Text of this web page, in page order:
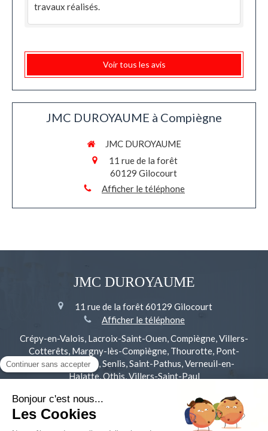
travaux réalisés.
Voir tous les avis
JMC DUROYAUME à Compiègne
JMC DUROYAUME
11 rue de la forêt
60129 Gilocourt
Afficher le téléphone
JMC DUROYAUME
11 rue de la forêt60129 Gilocourt
Afficher le téléphone
Crépy-en-Valois, Lacroix-Saint-Ouen, Compiègne, Villers-
Cotterêts, Margny-lès-Compiègne, Thourotte, Pont-
Sainte-Maxence, Senlis, Saint-Pathus, Verneuil-en-
Halatte, Othis, Villers-Saint-Paul
Plan du site